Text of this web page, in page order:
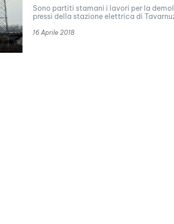
Sono partiti stamani i lavori per la
pressi della stazione elettrica di
16 Aprile 2018